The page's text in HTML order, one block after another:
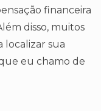
financeira
disso, muitos
localizar sua
eu chamo de